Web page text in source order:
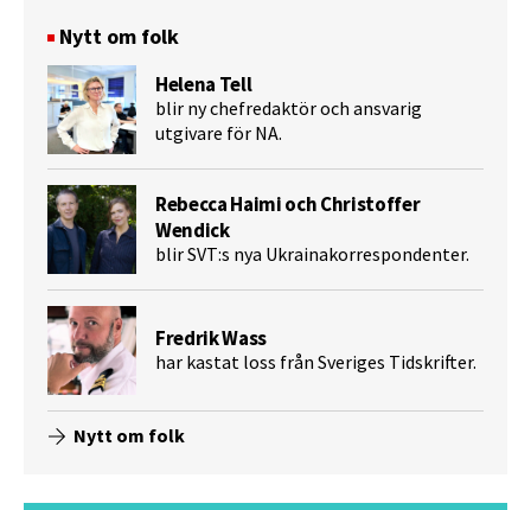
Nytt om folk
Helena Tell
blir ny chefredaktör och ansvarig
utgivare för NA.
Rebecca Haimi och Christoffer
Wendick
blir SVT:s nya Ukrainakorrespondenter.
Fredrik Wass
har kastat loss från Sveriges Tidskrifter.
Nytt om folk